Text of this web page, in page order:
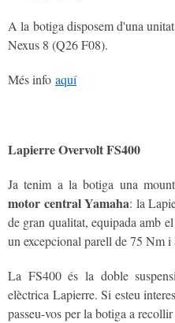
A la botiga disposem d'una
Nexus 8 (Q26 F08).
Més info aquí
Lapierre Overvolt FS400
Ja tenim a la botiga una
motor central Yamaha: la
de gran qualitat, equipada amb
un excepcional parell de 75 Nm
La FS400 és la doble
elèctrica Lapierre. Si esteu
passeu-vos per la botiga a